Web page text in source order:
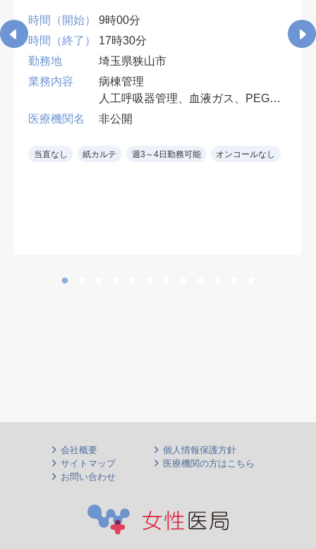
時間（開始）
9時00分
時間（終了）
17時30分
勤務地
埼玉県狭山市
業務内容
病棟管理
人工呼吸器管理、血液ガス、PEG・
胃ろう交換など、入院患者の処置対
早番・遅番各週1回。週4日勤務可
医療機関名 非公開
当直なし 紙カルテ 週3～4日勤務可能 オンコールなし
会社概要
個人情報保護方針
サイトマップ
医療機関の方はこちら
お問い合わせ